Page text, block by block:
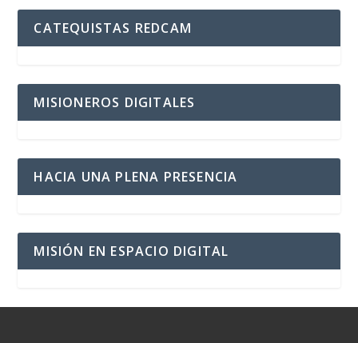
CATEQUISTAS REDCAM
MISIONEROS DIGITALES
HACIA UNA PLENA PRESENCIA
MISIÓN EN ESPACIO DIGITAL